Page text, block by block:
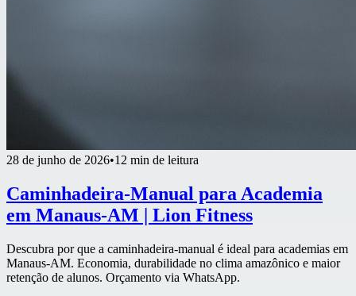
28 de junho de 2026•12 min de leitura
Caminhadeira-Manual para Academia
em Manaus-AM | Lion Fitness
Descubra por que a caminhadeira-manual é ideal para academias em
Manaus-AM. Economia, durabilidade no clima amazônico e maior
retenção de alunos. Orçamento via WhatsApp.